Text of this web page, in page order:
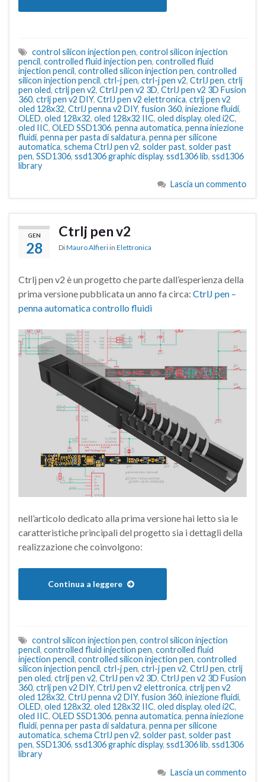
control silicon injection pen, control silicon injection
pencil, controlled fluid injection pen, controlled fluid
injection pencil, controlled silicon injection pen, controlled
silicon injection pencil, ctrl-j pen, ctrl-j pen v2, CtrlJ pen, ctrlj
pen oled, ctrlj pen v2, CtrlJ pen v2 3D, CtrlJ pen v2 3D Fusion
360, ctrlj pen v2 DIY, CtrlJ pen v2 elettronica, ctrlj pen v2
oled 128x32, CtrlJ penna v2 DIY, fusion 360, iniezione fluidi,
OLED, oled 128x32, oled 128x32 IIC, oled display, oled i2C,
oled IIC, OLED SSD1306, penna automatica, penna iniezione
fluidi, penna per pasta di saldatura, penna per silicone
automatica, schema CtrlJ pen v2, solder past, solder past
pen, SSD1306, ssd1306 graphic display, ssd1306 lib, ssd1306
library
Lascia un commento
GEN
28
Ctrlj pen v2
DiMauro Alfieri in Elettronica
Ctrlj pen v2 è un progetto che parte dall’esperienza della
prima versione pubblicata un anno fa circa: CtrlJ pen –
penna automatica controllo fluidi
nell’articolo dedicato alla prima versione hai letto sia le
caratteristiche principali del progetto sia i dettagli della
realizzazione che coinvolgono:
Continua a leggere
control silicon injection pen, control silicon injection
pencil, controlled fluid injection pen, controlled fluid
injection pencil, controlled silicon injection pen, controlled
silicon injection pencil, ctrl-j pen, ctrl-j pen v2, CtrlJ pen, ctrlj
pen oled, ctrlj pen v2, CtrlJ pen v2 3D, CtrlJ pen v2 3D Fusion
360, ctrlj pen v2 DIY, CtrlJ pen v2 elettronica, ctrlj pen v2
oled 128x32, CtrlJ penna v2 DIY, fusion 360, iniezione fluidi,
OLED, oled 128x32, oled 128x32 IIC, oled display, oled i2C,
oled IIC, OLED SSD1306, penna automatica, penna iniezione
fluidi, penna per pasta di saldatura, penna per silicone
automatica, schema CtrlJ pen v2, solder past, solder past
pen, SSD1306, ssd1306 graphic display, ssd1306 lib, ssd1306
library
Lascia un commento